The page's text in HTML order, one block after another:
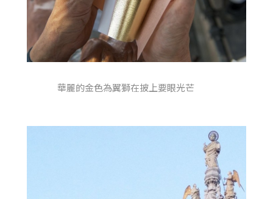
華麗的金色為翼獅在披上要眼光芒